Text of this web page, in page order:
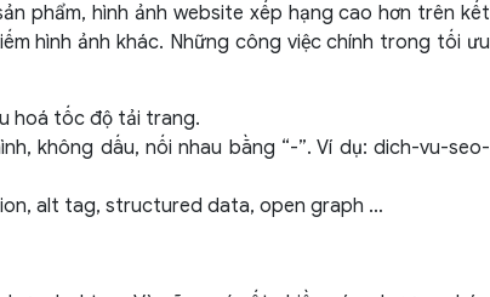
phẩm, hình ảnh website xếp hạng cao hơn trên kết
hình ảnh khác. Những công việc chính trong tối ưu
hoá tốc độ tải trang.
không dấu, nối nhau bằng “-”. Ví dụ: dich-vu-seo-
alt tag, structured data, open graph …